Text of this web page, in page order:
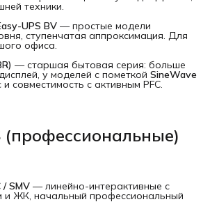
техники.
UPS BV — простые модели
ступенчатая аппроксимация. Для
офиса.
— старшая бытовая серия: больше
у моделей с пометкой SineWave
совместимость с активным PFC.
(профессиональные)
/ SMV — линейно-интерактивные с
и ЖК, начальный профессиональный